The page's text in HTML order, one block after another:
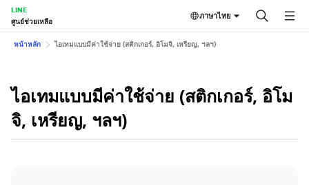
LINE
ศูนย์ช่วยเหลือ
ภาษาไทย
หน้าหลัก ไอเทมแบบมีค่าใช้จ่าย (สติกเกอร์, อิโมจิ, เหรียญ, ฯลฯ)
ไอเทมแบบมีค่าใช้จ่าย (สติกเกอร์, อิโม
จิ, เหรียญ, ฯลฯ)